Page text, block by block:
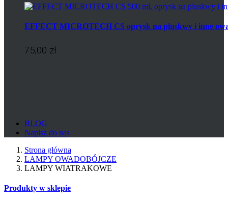
EFFECT MICROTECH CS oprysk na pluskwy i inne
75,00 zł
BLOG
Napisz do nas
Strona główna
LAMPY OWADOBÓJCZE
LAMPY WIATRAKOWE
Produkty w sklepie